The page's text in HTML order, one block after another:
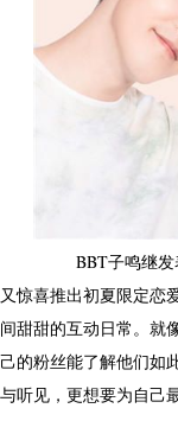
BBT子鸣继发表
又惊喜推出初夏限定恋
间甜甜的互动日常。就
己的粉丝能了解他们如
与听见，更想要为自己